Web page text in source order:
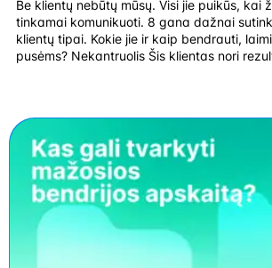
Be klientų nebūtų mūsų. Visi jie puikūs, kai
tinkamai komunikuoti. 8 gana dažnai
klientų tipai. Kokie jie ir kaip bendrauti,
pusėms? Nekantruolis Šis klientas nori